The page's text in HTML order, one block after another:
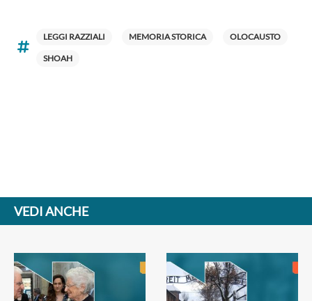
LEGGI RAZZIALI MEMORIA STORICA OLOCAUSTO
SHOAH
VEDI ANCHE